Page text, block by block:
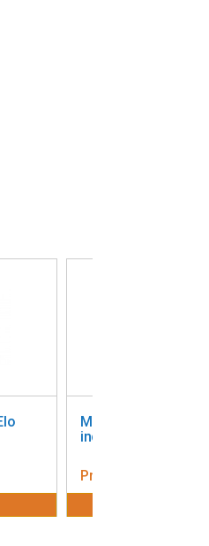
Monitor Touch ELO
inch TouchPro®
Pret: